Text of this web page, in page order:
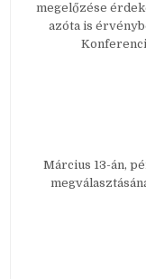
megelőzése
azóta is
Március 13-án,